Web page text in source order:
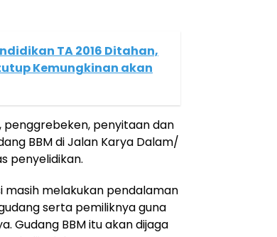
TA 2016 Ditahan,
Kemungkinan akan
penggrebeken, penyitaan dan
BBM di Jalan Karya Dalam/
penyelidikan.
masih melakukan pendalaman
serta pemiliknya guna
Gudang BBM itu akan dijaga